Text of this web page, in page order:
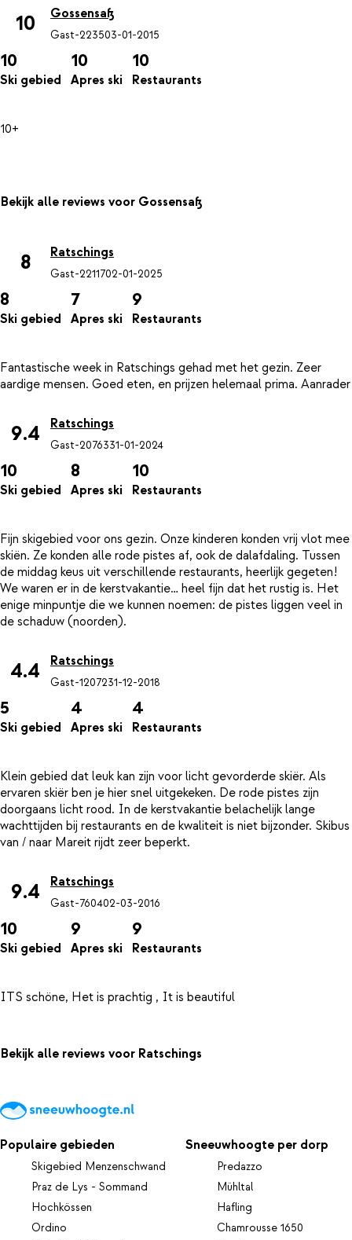
10 Gossensaß
Gast-223503-01-2015
10
Ski gebied
10
Apres ski
10
Restaurants
10+
Bekijk alle reviews voor Gossensaß
8 Ratschings
Gast-2211702-01-2025
8
Ski gebied
7
Apres ski
9
Restaurants
Fantastische week in Ratschings gehad met het gezin. Zeer
9.4 Ratschings
Gast-2076331-01-2024
10
Ski gebied
8
Apres ski
10
Restaurants
Fijn skigebied voor ons gezin. Onze kinderen konden vrij vlot mee
skiën. Ze konden alle rode pistes af, ook de dalafdaling. Tussen
de middag keus uit verschillende restaurants, heerlijk gegeten!
We waren er in de kerstvakantie… heel fijn dat het rustig is. Het
enige minpuntje die we kunnen noemen: de pistes liggen veel in
4.4 Ratschings
Gast-1207231-12-2018
5
Ski gebied
4
Apres ski
4
Restaurants
Klein gebied dat leuk kan zijn voor licht gevorderde skiër. Als
ervaren skiër ben je hier snel uitgekeken. De rode pistes zijn
doorgaans licht rood. In de kerstvakantie belachelijk lange
wachttijden bij restaurants en de kwaliteit is niet bijzonder. Skibus
9.4 Ratschings
Gast-760402-03-2016
10
Ski gebied
9
Apres ski
9
Restaurants
Bekijk alle reviews voor Ratschings
Populaire gebieden
Skigebied Menzenschwand
Praz de Lys - Sommand
Hochkössen
Ordino
Sneeuwhoogte per dorp
Predazzo
Mühltal
Hafling
Chamrousse 1650